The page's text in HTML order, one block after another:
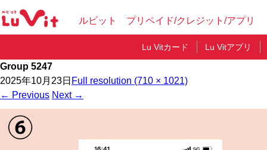
ルビット プリペイド/クレジット/アプリ
Lu Vitカード Lu Vitアプリ
Group 5247
2025年10月23日 Full resolution (710 × 1021)
← Previous Next →